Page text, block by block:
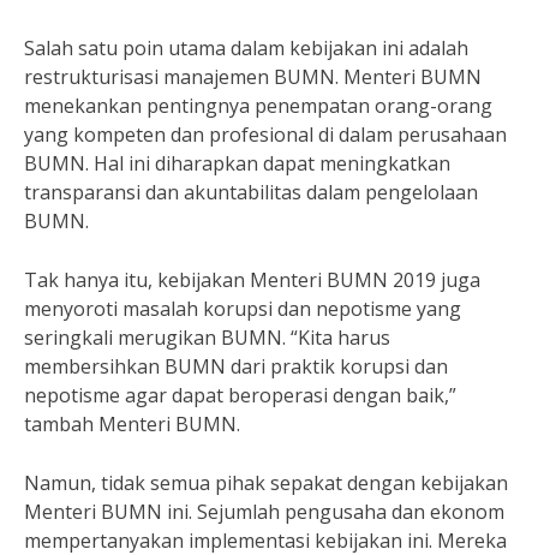
Salah satu poin utama dalam kebijakan ini adalah
restrukturisasi manajemen BUMN. Menteri BUMN
menekankan pentingnya penempatan orang-orang
yang kompeten dan profesional di dalam perusahaan
BUMN. Hal ini diharapkan dapat meningkatkan
transparansi dan akuntabilitas dalam pengelolaan
BUMN.
Tak hanya itu, kebijakan Menteri BUMN 2019 juga
menyoroti masalah korupsi dan nepotisme yang
seringkali merugikan BUMN. “Kita harus
membersihkan BUMN dari praktik korupsi dan
nepotisme agar dapat beroperasi dengan baik,”
tambah Menteri BUMN.
Namun, tidak semua pihak sepakat dengan kebijakan
Menteri BUMN ini. Sejumlah pengusaha dan ekonom
mempertanyakan implementasi kebijakan ini. Mereka